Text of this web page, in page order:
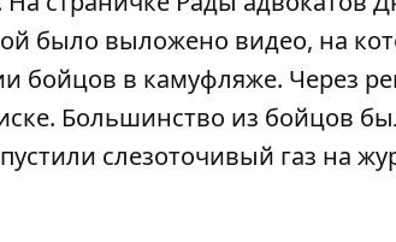
было выложено видео, на
бойцов в камуфляже. Через
Большинство из бойцов
слезоточивый газ на